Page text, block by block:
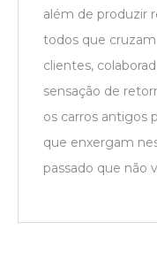
além de produzir
todos que
clientes,
sensação de
os carros antigos
que enxergam
passado que não